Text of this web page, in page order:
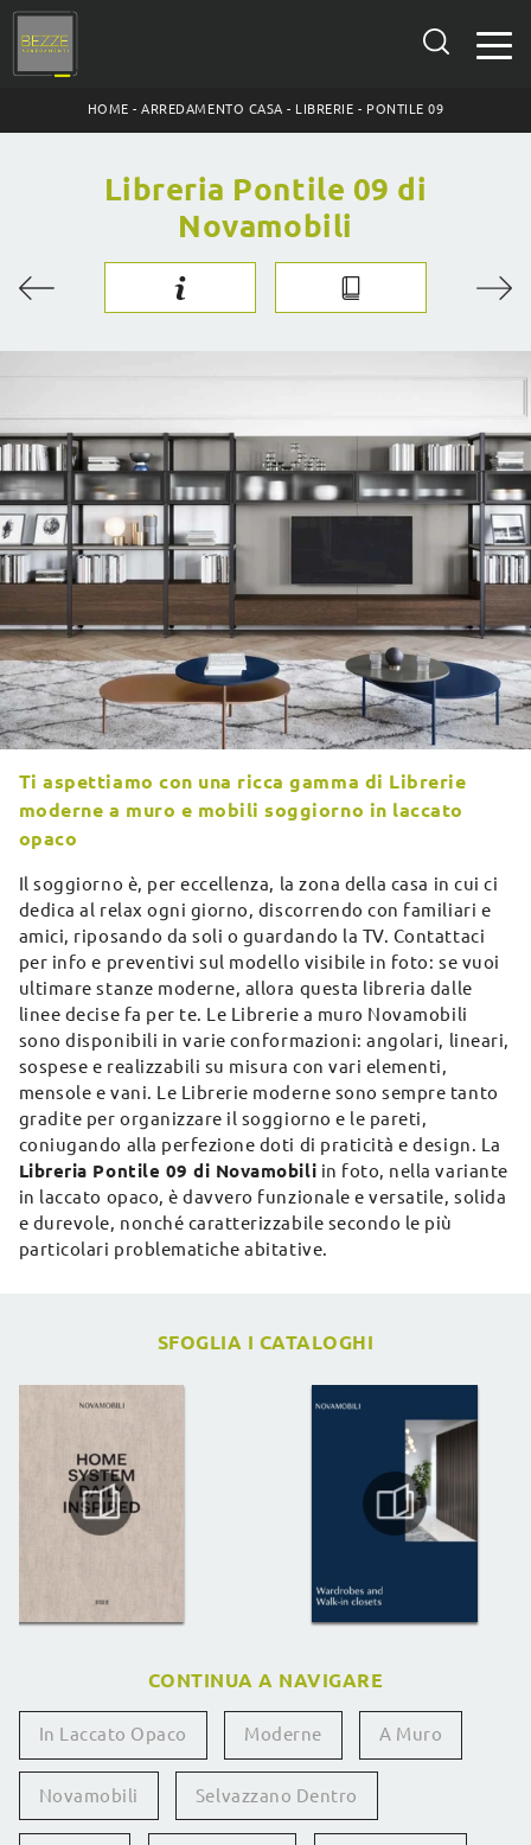
HOME -ARREDAMENTO CASA - LIBRERIE - PONTILE 09
Libreria Pontile 09 di
Novamobili
Ti aspettiamo con una ricca gamma di Librerie
moderne a muro e mobili soggiorno in laccato
opaco
Il soggiorno è, per eccellenza, la zona della casa in cui ci
dedica al relax ogni giorno, discorrendo con familiari e
amici, riposando da soli o guardando la TV. Contattaci
per info e preventivi sul modello visibile in foto: se vuoi
ultimare stanze moderne, allora questa libreria dalle
linee decise fa per te. Le Librerie a muro Novamobili
sono disponibili in varie conformazioni: angolari, lineari,
sospese e realizzabili su misura con vari elementi,
mensole e vani. Le Librerie moderne sono sempre tanto
gradite per organizzare il soggiorno e le pareti,
coniugando alla perfezione doti di praticità e design. La
Libreria Pontile 09 di Novamobili in foto, nella variante
in laccato opaco, è davvero funzionale e versatile, solida
e durevole, nonché caratterizzabile secondo le più
particolari problematiche abitative.
SFOGLIA I CATALOGHI
CONTINUA A NAVIGARE
In Laccato Opaco Moderne A Muro
Novamobili Selvazzano Dentro